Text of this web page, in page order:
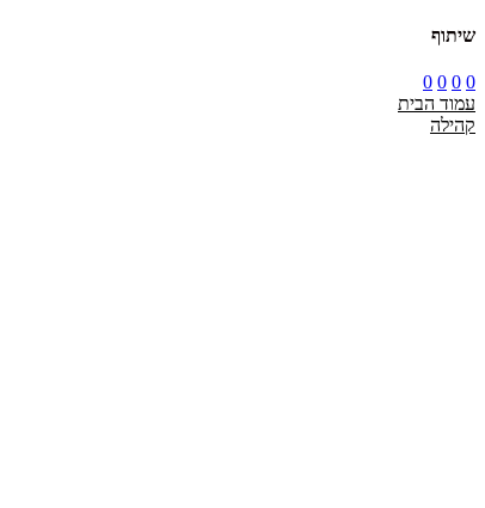
שיתוף
0
0
0
0
עמוד הבית
קהילה